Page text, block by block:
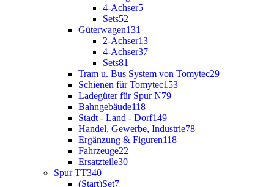
4-Achser5
Sets52
Güterwagen131
2-Achser13
4-Achser37
Sets81
Tram u. Bus System von Tomytec29
Schienen für Tomytec153
Ladegüter für Spur N79
Bahngebäude118
Stadt - Land - Dorf149
Handel, Gewerbe, Industrie78
Ergänzung & Figuren118
Fahrzeuge22
Ersatzteile30
Spur TT340
(Start)Set7